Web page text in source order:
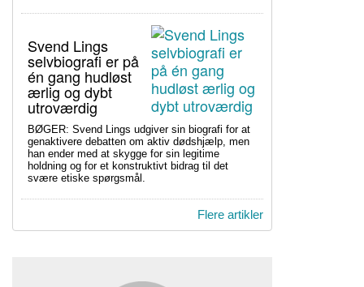
Svend Lings
selvbiografi er på
én gang hudløst
ærlig og dybt
utroværdig
BØGER: Svend Lings udgiver sin biografi for at
genaktivere debatten om aktiv dødshjælp, men
han ender med at skygge for sin legitime
holdning og for et konstruktivt bidrag til det
svære etiske spørgsmål.
Flere artikler